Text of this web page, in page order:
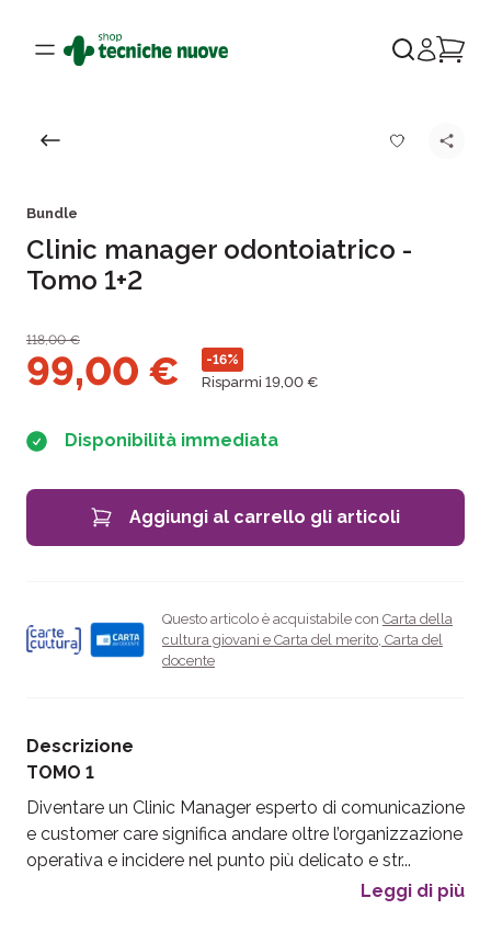
Bundle
Clinic manager odontoiatrico -
Tomo 1+2
118,00€
99,00 € -16%
Risparmi 19,00 €
Disponibilità immediata
Aggiungi al carrello gli articoli
Questo articolo è acquistabile con Carta della
cultura giovani e Carta del merito, Carta del
docente
Descrizione
TOMO 1
Diventare un Clinic Manager esperto di comunicazione
e customer care significa andare oltre l’organizzazione
operativa e incidere nel punto più delicato e str...
Leggi di più